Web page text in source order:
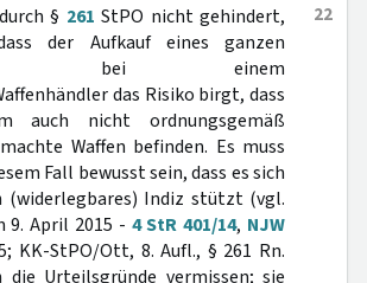
22
§ 261 StPO nicht gehindert,
der Aufkauf eines ganzen
bei einem
das Risiko birgt, dass
auch nicht ordnungsgemäß
Waffen befinden. Es muss
Fall bewusst sein, dass es sich
(widerlegbares) Indiz stützt (vgl.
9. April 2015 - 4 StR 401/14, NJW
KK-StPO/Ott, 8. Aufl., § 261 Rn.
die Urteilsgründe vermissen; sie